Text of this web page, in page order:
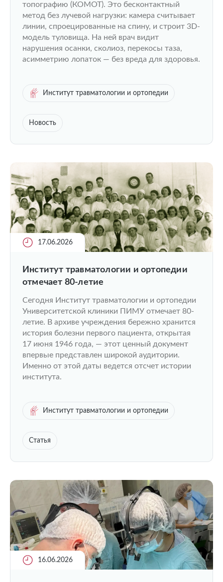
топографию (КОМОТ). Это бесконтактный
метод без лучевой нагрузки: камера считывает
линии, спроецированные на спину, и строит 3D-
модель туловища. На ней врач видит
нарушения осанки, сколиоз, перекосы таза,
асимметрию лопаток — без вреда для здоровья.
Институт травматологии и ортопедии
Новость
17.06.2026
Институт травматологии и ортопедии
отмечает 80-летие
Сегодня Институт травматологии и ортопедии
Университетской клиники ПИМУ отмечает 80-
летие. В архиве учреждения бережно хранится
история болезни первого пациента, открытая
17 июня 1946 года, — этот ценный документ
впервые представлен широкой аудитории.
Именно от этой даты ведется отсчет истории
института.
Институт травматологии и ортопедии
Статья
16.06.2026